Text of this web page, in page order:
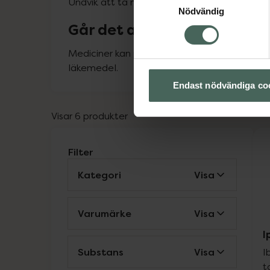
Nödvändig
Endast nödvändiga
Går det att ta Ipren med
Mediciner kan påverka varandra på olika
läkemedel.
Visar 6 produkter
Filter
Kategori
Visa
Varumärke Visa
Substans Visa